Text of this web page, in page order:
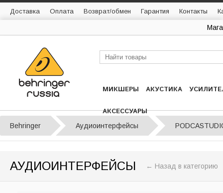
Доставка Оплата Возврат/обмен Гарантия Контакты
МИКШЕРЫ АКУСТИКА
АКСЕССУАРЫ
Behringer Аудиоинтерфейсы
АУДИОИНТЕРФЕЙСЫ ← Назад в категорию